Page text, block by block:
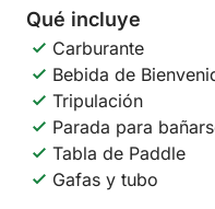
Qué incluye
Carburante
Bebida de
Tripulación
Parada para
Tabla de Paddle
Gafas y tubo